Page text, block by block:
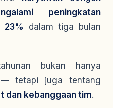
peningkatan
23% dalam tiga bulan
bukan hanya
tetapi juga tentang
dan kebanggaan tim.